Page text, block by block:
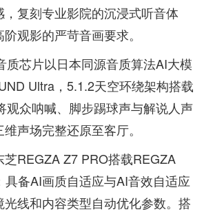
复刻专业影院的沉浸式听音体
观影的严苛音画要求。
芯片以日本同源音质算法AI大模
Ultra，5.1.2天空环绕架构搭载
观众呐喊、脚步踢球声与解说人声
声场完整还原至客厅。
芝REGZA Z7 PRO搭载REGZA
具备AI画质自适应与AI音效自适应
线和内容类型自动优化参数。搭